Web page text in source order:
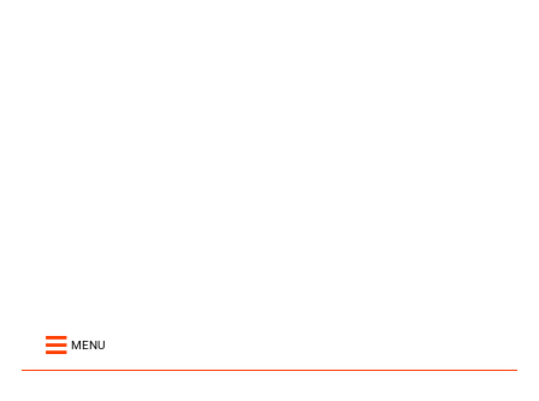
MENU